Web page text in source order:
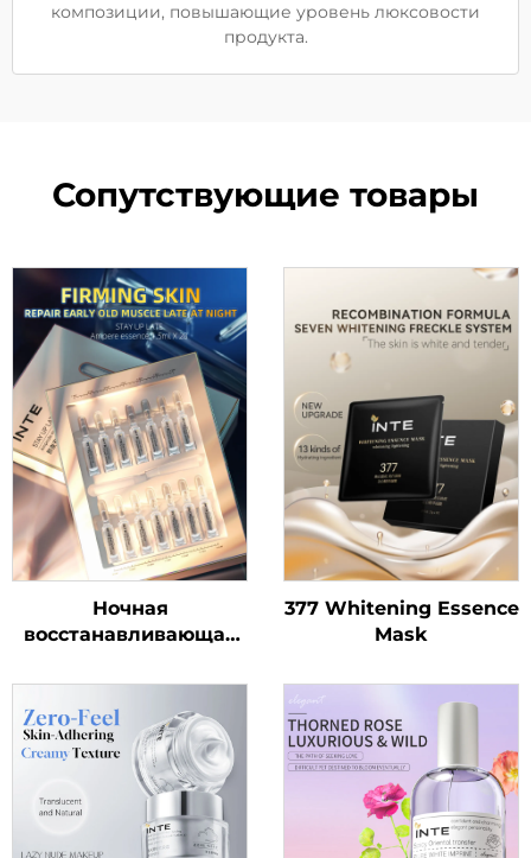
композиции, повышающие уровень люксовости
продукта.
Сопутствующие товары
Ночная
восстанавливающая
377 Whitening Essence
Mask